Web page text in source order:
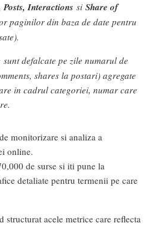
Posts, Interactions si Share of
paginilor din baza de date pentru
sunt defalcate pe zile numarul de
shares la postari) agregate
in cadrul categoriei, numar care
monitorizare si analiza a
online.
de surse si iti pune la
detaliate pentru termenii pe care
structurat acele metrice care reflecta